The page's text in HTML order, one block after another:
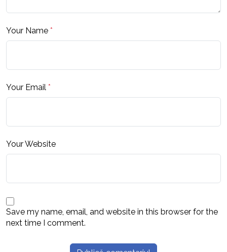
Your Name *
Your Email *
Your Website
Save my name, email, and website in this browser for the
next time I comment.